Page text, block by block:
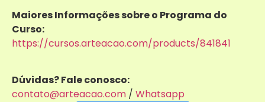
Maiores Informações sobre o Programa do
Curso:
https://cursos.arteacao.com/products/841841
Dúvidas? Fale conosco:
contato@arteacao.com / Whatsapp